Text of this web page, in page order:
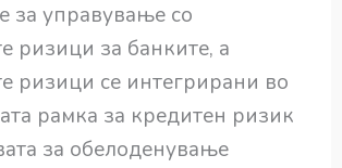
за управување со
ризици за банките, а
ризици се интегрирани во
рамка за кредитен ризик
за обелоденување